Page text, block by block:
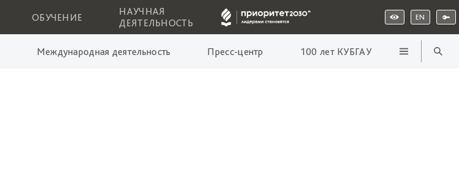
ОБУЧЕНИЕ
НАУЧНАЯ
ДЕЯТЕЛЬНОСТЬ
EN
Международная деятельность Пресс-центр 100 лет КУБГАУ